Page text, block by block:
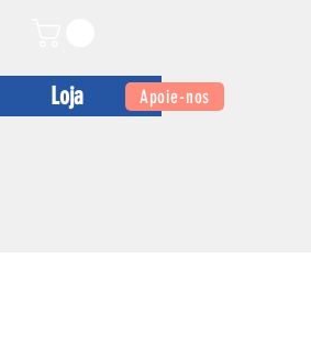
Loja Apoie-nos